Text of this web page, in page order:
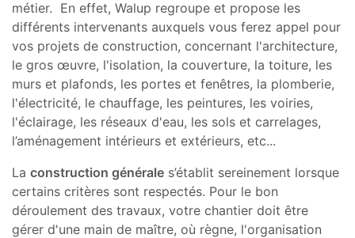
métier. En effet, Walup regroupe et propose les
différents intervenants auxquels vous ferez appel pour
vos projets de construction, concernant l'architecture,
le gros œuvre, l'isolation, la couverture, la toiture, les
murs et plafonds, les portes et fenêtres, la plomberie,
l'électricité, le chauffage, les peintures, les voiries,
l'éclairage, les réseaux d'eau, les sols et carrelages,
l’aménagement intérieurs et extérieurs, etc...
La construction générale s’établit sereinement lorsque
certains critères sont respectés. Pour le bon
déroulement des travaux, votre chantier doit être
gérer d'une main de maître, où règne, l'organisation